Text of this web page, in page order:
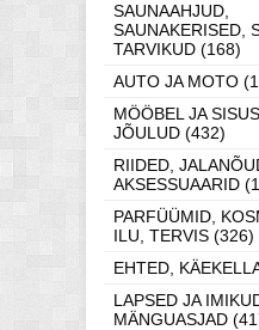
SAUNAAHJUD,
SAUNAKERISED,
TARVIKUD (168)
AUTO JA MOTO
MÖÖBEL JA
JÕULUD (432)
RIIDED,
AKSESSUAARID
PARFÜÜMID,
ILU, TERVIS (326)
EHTED,
LAPSED JA
MÄNGUASJAD